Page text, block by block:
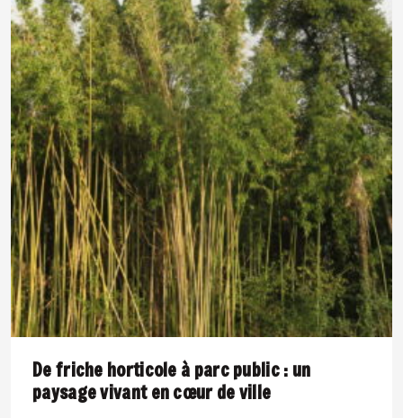
De friche horticole à parc public : un
paysage vivant en cœur de ville